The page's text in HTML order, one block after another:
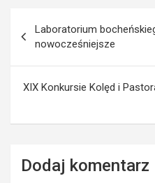
wpisu
Laboratorium
nowocześniejsze
XIX Konkursie Kolęd i
Dodaj komentarz